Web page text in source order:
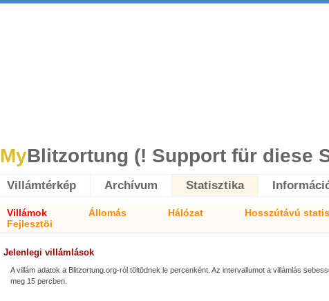
MyBlitzortung (! Support für diese
Villámtérkép Archívum Statisztika
Villámok Állomás Hálózat Hosszútávú
Fejlesztöi
Jelenlegi villámlások
A villám adatok a Blitzortung.org-ról töltödnek le percenként. Az intervallumot a villámlás
meg 15 percben.